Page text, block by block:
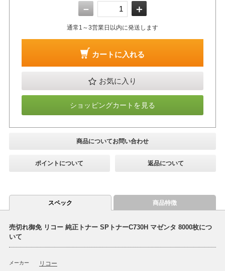
－ ＋
通常1～3営業日以内に発送します
カートに入れる
お気に入り
ショッピングカートを見る
商品についてお問い合わせ
ポイントについて 返品について
スペック 商品特徴
売切れ御免 リコー 純正トナー SPトナーC730H マゼンタ 8000枚につ
いて
メーカー リコー